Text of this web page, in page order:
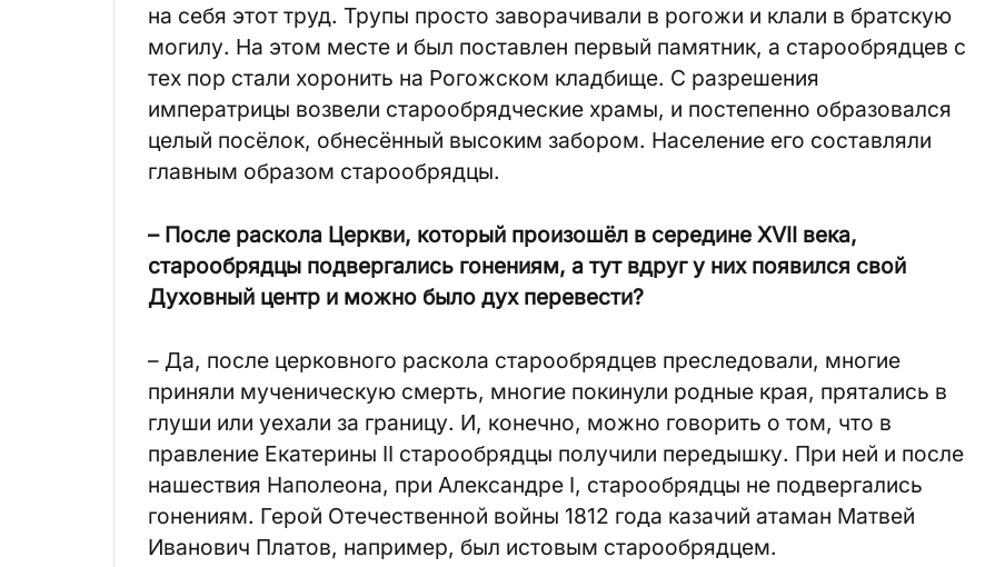
на себя этот труд. Трупы просто заворачивали в рогожи и клали в братскую
могилу. На этом месте и был поставлен первый памятник, а старообрядцев с
тех пор стали хоронить на Рогожском кладбище. С разрешения
императрицы возвели старообрядческие храмы, и постепенно образовался
целый посёлок, обнесённый высоким забором. Население его составляли
главным образом старообрядцы.
– После раскола Церкви, который произошёл в середине XVII века,
старообрядцы подвергались гонениям, а тут вдруг у них появился свой
Духовный центр и можно было дух перевести?
– Да, после церковного раскола старообрядцев преследовали, многие
приняли мученическую смерть, многие покинули родные края, прятались в
глуши или уехали за границу. И, конечно, можно говорить о том, что в
правление Екатерины II старообрядцы получили передышку. При ней и после
нашествия Наполеона, при Александре I, старообрядцы не подвергались
гонениям. Герой Отечественной войны 1812 года казачий атаман Матвей
Иванович Платов, например, был истовым старообрядцем.